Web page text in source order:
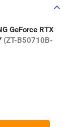
GeForce RTX
(ZT-B50710B-